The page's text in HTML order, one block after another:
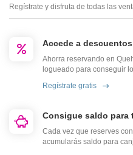
Regístrate y disfruta de todas las
Accede a
Ahorra reservando en
logueado para conseguir
Regístrate gratis
Consigue saldo para
Cada vez que reserves
acumularás saldo para